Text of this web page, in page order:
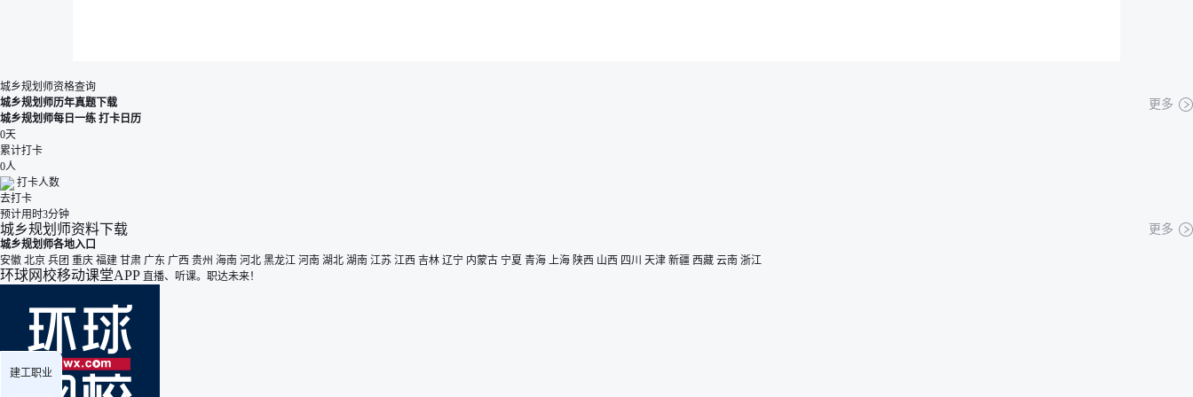
城乡规划师资格查询
城乡规划师历年真题下载
更多
城乡规划师每日一练 打卡日历
0天
累计打卡
0人
打卡人数
去打卡
预计用时3分钟
城乡规划师资料下载 更多
城乡规划师各地入口
安徽 北京 兵团 重庆 福建 甘肃 广东 广西 贵州 海南 河北 黑龙江 河南 湖北 湖南 江苏 江西 吉林 辽宁 内蒙古 宁夏 青海 上海 陕西 山西 四川 天津 新疆 西藏 云南 浙江
环球网校移动课堂APP 直播、听课。职达未来！
建工职业